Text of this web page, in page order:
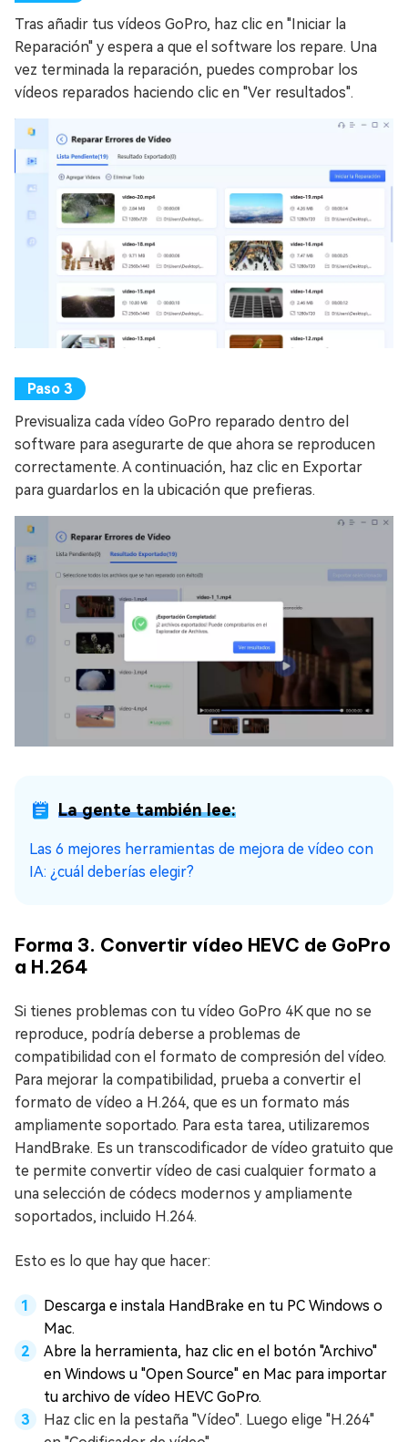
Tras añadir tus vídeos GoPro, haz clic en "Iniciar la
Reparación" y espera a que el software los repare. Una
vez terminada la reparación, puedes comprobar los
vídeos reparados haciendo clic en "Ver resultados".
Previsualiza cada vídeo GoPro reparado dentro del
software para asegurarte de que ahora se reproducen
correctamente. A continuación, haz clic en Exportar
para guardarlos en la ubicación que prefieras.
La gente también lee:
Las 6 mejores herramientas de mejora de vídeo con
IA: ¿cuál deberías elegir?
Forma 3. Convertir vídeo HEVC de GoPro
a H.264
Si tienes problemas con tu vídeo GoPro 4K que no se
reproduce, podría deberse a problemas de
compatibilidad con el formato de compresión del vídeo.
Para mejorar la compatibilidad, prueba a convertir el
formato de vídeo a H.264, que es un formato más
ampliamente soportado. Para esta tarea, utilizaremos
HandBrake. Es un transcodificador de vídeo gratuito que
te permite convertir vídeo de casi cualquier formato a
una selección de códecs modernos y ampliamente
soportados, incluido H.264.
Esto es lo que hay que hacer:
Descarga e instala HandBrake en tu PC Windows o
Mac.
Abre la herramienta, haz clic en el botón "Archivo"
en Windows u "Open Source" en Mac para importar
tu archivo de vídeo HEVC GoPro.
Haz clic en la pestaña "Vídeo". Luego elige "H.264"